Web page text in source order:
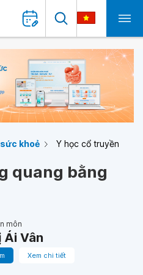
khoẻ Y học cổ truyền
quang bằng
môn
Ái Vân
Xem chi tiết